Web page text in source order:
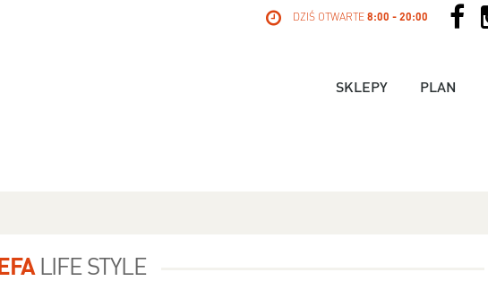
DZIŚ OTWARTE 8:00 - 20:00
SKLEPY PLAN
LIFE STYLE